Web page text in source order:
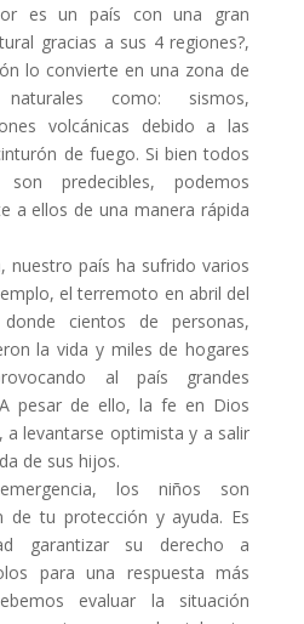
es un país con una gran
gracias a sus 4 regiones?,
lo convierte en una zona de
como: sismos,
volcánicas debido a las
de fuego. Si bien todos
predecibles, podemos
a ellos de una manera rápida
nuestro país ha sufrido varios
el terremoto en abril del
cientos de personas,
la vida y miles de hogares
al país grandes
pesar de ello, la fe en Dios
a levantarse optimista y a salir
de sus hijos.
los niños son
de tu protección y ayuda. Es
garantizar su derecho a
para una respuesta más
evaluar la situación